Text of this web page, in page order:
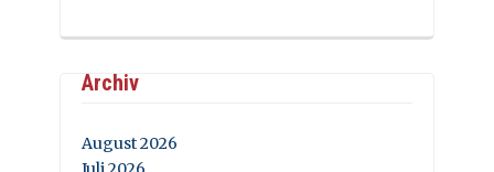
Archiv
August 2026